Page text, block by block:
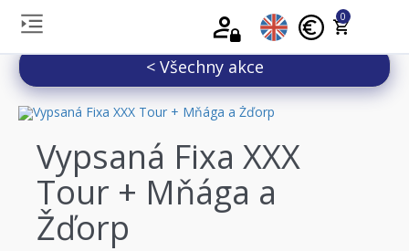
0
< Všechny akce
Vypsaná Fixa XXX
Tour + Mňága a
Žďorp